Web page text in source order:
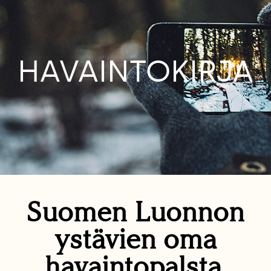
HAVAINTOKIRJA
Suomen Luonnon
ystävien oma